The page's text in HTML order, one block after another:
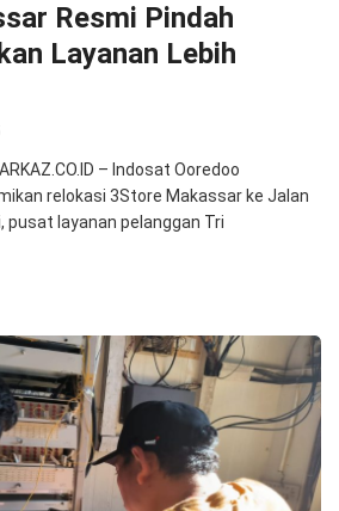
Resmi Pindah
Layanan Lebih
– Indosat Ooredoo
relokasi 3Store Makassar ke Jalan
pusat layanan pelanggan Tri